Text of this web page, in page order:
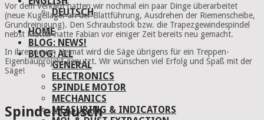
DEUTSCH
HOME
BLOG: NEWS!
BLOG: ALL
GENERAL
ELECTRONICS
SPINDLE MOTOR
MECHANICS
MEASURING & INDICATORS
Vor dem Verkauf hatten wir nochmal ein paar Dinge überarbeitet
(neue Kugellager an der Blattführung, Ausdrehen der Riemenscheibe,
Grundreinigung). Den Schraubstock bzw. die Trapezgewindespindel
nebst Mutter hatte Fabian vor einiger Zeit bereits neu gemacht.
In ihrer neuen Heimat wird die Säge übrigens für ein Treppen-
Eigenbauprojekt genutzt. Wir wünschen viel Erfolg und Spaß mit der
Säge!
Spindeltausch